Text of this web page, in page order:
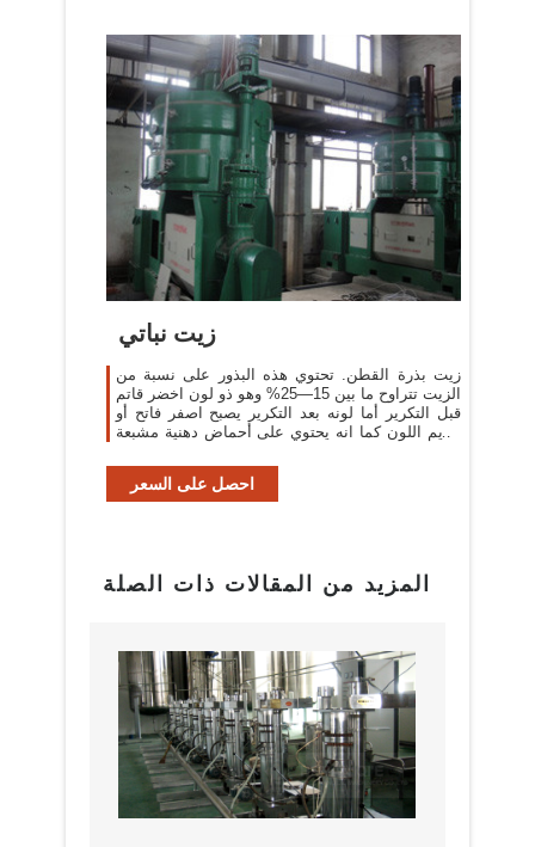
زيت نباتي
زيت بذرة القطن. تحتوي هذه البذور على نسبة من
الزيت تتراوح ما بين 15—25% وهو ذو لون اخضر قاتم
قبل التكرير أما لونه بعد التكرير يصبح اصفر فاتح أو
عديم اللون كما انه يحتوي على أحماض دهنية مشبعة
احصل على السعر
المزيد من المقالات ذات الصلة